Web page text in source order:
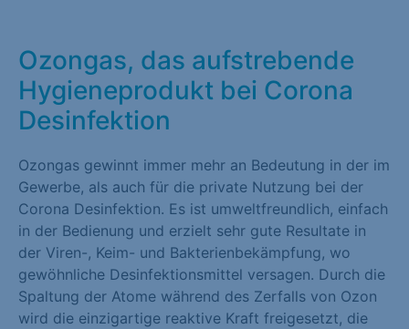
Ozongas, das aufstrebende
Hygieneprodukt bei Corona
Desinfektion
Ozongas gewinnt immer mehr an Bedeutung in der im
Gewerbe, als auch für die private Nutzung bei der
Corona Desinfektion. Es ist umweltfreundlich, einfach
in der Bedienung und erzielt sehr gute Resultate in
der Viren-, Keim- und Bakterienbekämpfung, wo
gewöhnliche Desinfektionsmittel versagen. Durch die
Spaltung der Atome während des Zerfalls von Ozon
wird die einzigartige reaktive Kraft freigesetzt, die
Informationen helfen uns zu verstehen, wie unsere Besucher
unsere Website nutzen. Statistik Cookies erfassen Informationen
anonym. Diese Informationen helfen uns zu verstehen, wie
unsere Besucher unsere Website nutzen.
Cookie-Informationen anzeigen
Marketing (1)
Marketing-Cookies werden von Drittanbietern oder Publishern
verwendet, um personalisierte Werbung anzuzeigen. Sie tun
dies, indem sie Besucher über Websites hinweg verfolgen.
Cookie-Informationen anzeigen